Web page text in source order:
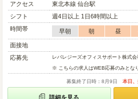
アクセス
東北本線 仙台駅
シフト
週4日以上 1日6時間以上
時間帯
早朝 朝 昼
面接地
応募先
レバレジーズオフィスサポート株式会
※ こちらの求人はWEB応募のみとな
募集終了日時：8月9日 本日
詳細を見る